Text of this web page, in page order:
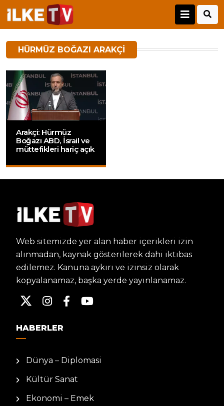
HÜRMÜZ BOĞAZI ARAKÇI
Arakçi: Hürmüz
Boğazı ABD, İsrail ve
müttefikleri hariç açık
Web sitemizde yer alan haber içerikleri izin
alınmadan, kaynak gösterilerek dahi iktibas
edilemez. Kanuna aykırı ve izinsiz olarak
kopyalanamaz, başka yerde yayınlanamaz.
HABERLER
Dünya – Diplomasi
Kültür Sanat
Ekonomi – Emek